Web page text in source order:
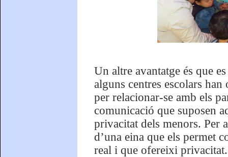
Un altre avantatge és que
alguns centres escolars
per relacionar-se amb els
comunicació que suposen
privacitat dels menors. Per
d’una eina que els permet
real i que ofereixi